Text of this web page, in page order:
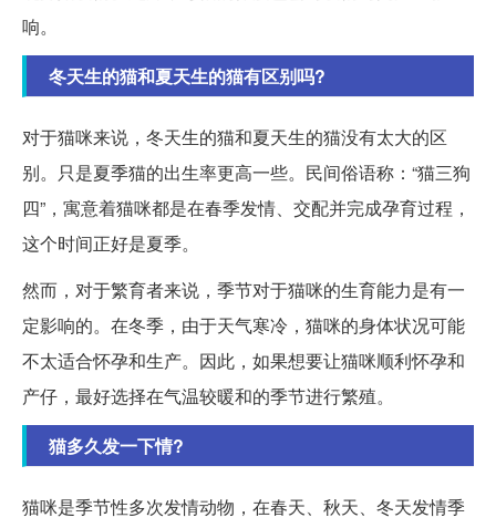
响。
冬天生的猫和夏天生的猫有区别吗?
对于猫咪来说，冬天生的猫和夏天生的猫没有太大的区
别。只是夏季猫的出生率更高一些。民间俗语称：“猫三狗
四”，寓意着猫咪都是在春季发情、交配并完成孕育过程，
这个时间正好是夏季。
然而，对于繁育者来说，季节对于猫咪的生育能力是有一
定影响的。在冬季，由于天气寒冷，猫咪的身体状况可能
不太适合怀孕和生产。因此，如果想要让猫咪顺利怀孕和
产仔，最好选择在气温较暖和的季节进行繁殖。
猫多久发一下情?
猫咪是季节性多次发情动物，在春天、秋天、冬天发情季